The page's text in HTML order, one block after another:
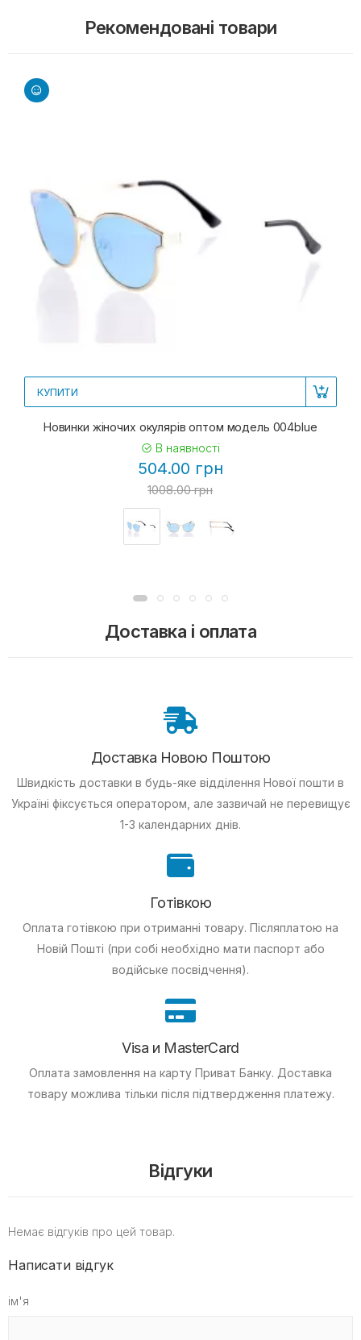
Рекомендовані товари
КУПИТИ
Новинки жіночих окулярів оптом модель 004blue
В наявності
504.00 грн
1008.00 грн
Доставка і оплата
Доставка Новою Поштою
Швидкість доставки в будь-яке відділення Нової пошти в
Україні фіксується оператором, але зазвичай не перевищує
1-3 календарних днів.
Готівкою
Оплата готівкою при отриманні товару. Післяплатою на
Новій Пошті (при собі необхідно мати паспорт або
водійське посвідчення).
Visa и MasterCard
Оплата замовлення на карту Приват Банку. Доставка
товару можлива тільки після підтвердження платежу.
Відгуки
Немає відгуків про цей товар.
Написати відгук
ім'я